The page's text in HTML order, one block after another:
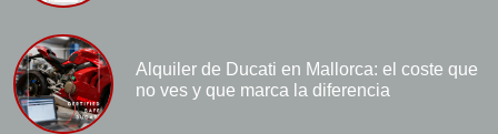
Alquiler de Ducati en Mallorca: el coste que
no ves y que marca la diferencia